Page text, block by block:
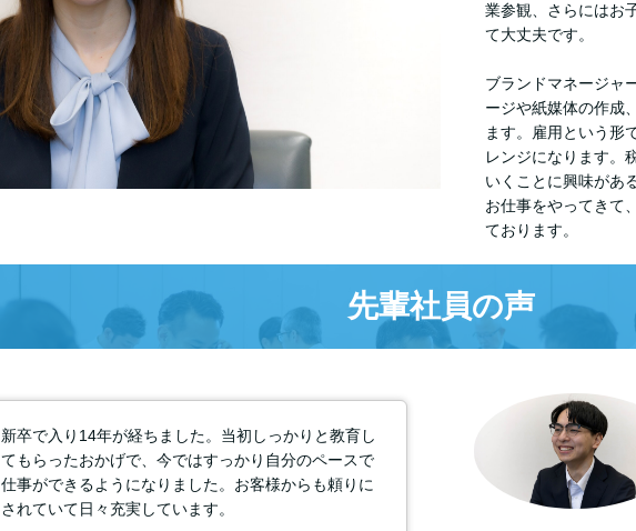
業参観、さらにはお
て大丈夫です。
ブランドマネージャ
ージや紙媒体の作成
ます。雇用という形
レンジになります。
いくことに興味があ
お仕事をやってきて
ております。
先輩社員の声
新卒で入り14年が経ちました。当初しっかりと教育し
てもらったおかげで、今ではすっかり自分のペースで
仕事ができるようになりました。お客様からも頼りに
されていて日々充実しています。